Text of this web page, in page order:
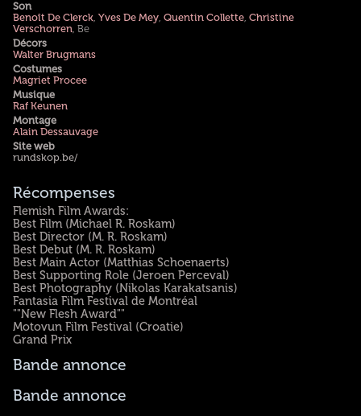
Son
Benoît De Clerck, Yves De Mey, Quentin Collette, Christine
Verschorren, Be
Décors
Walter Brugmans
Costumes
Magriet Procee
Musique
Raf Keunen
Montage
Alain Dessauvage
Site web
rundskop.be/
Récompenses
Flemish Film Awards:
Best Film (Michael R. Roskam)
Best Director (M. R. Roskam)
Best Debut (M. R. Roskam)
Best Main Actor (Matthias Schoenaerts)
Best Supporting Role (Jeroen Perceval)
Best Photography (Nikolas Karakatsanis)
Fantasia Film Festival de Montréal
""New Flesh Award""
Motovun Film Festival (Croatie)
Grand Prix
Bande annonce
Bande annonce